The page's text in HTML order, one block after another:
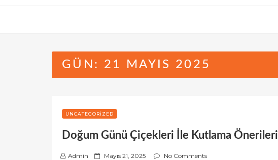
GÜN: 21 MAYIS 2025
UNCATEGORIZED
Doğum Günü Çiçekleri İle Kutlama Önerileri
Admin
P Mayıs 21, 2025 No Comments